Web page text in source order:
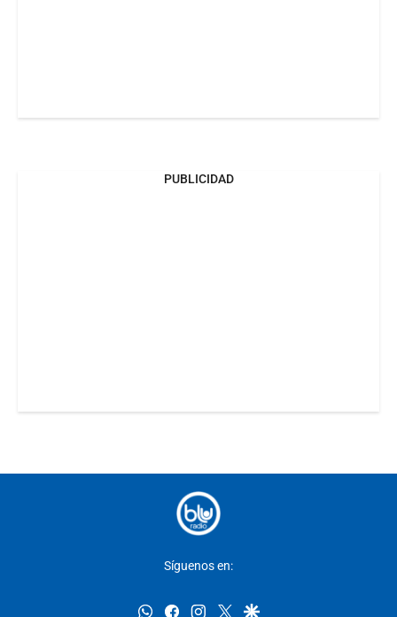
PUBLICIDAD
Síguenos en:
whatsappfacebookinstagram
twittergoogle